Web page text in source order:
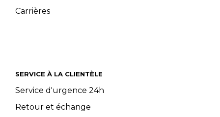
Carrières
SERVICE À LA CLIENTÈLE
Service d'urgence 24h
Retour et échange